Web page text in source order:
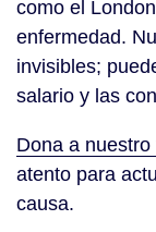
como el
enfermedad.
invisibles;
salario y las
Dona a
atento para
causa.